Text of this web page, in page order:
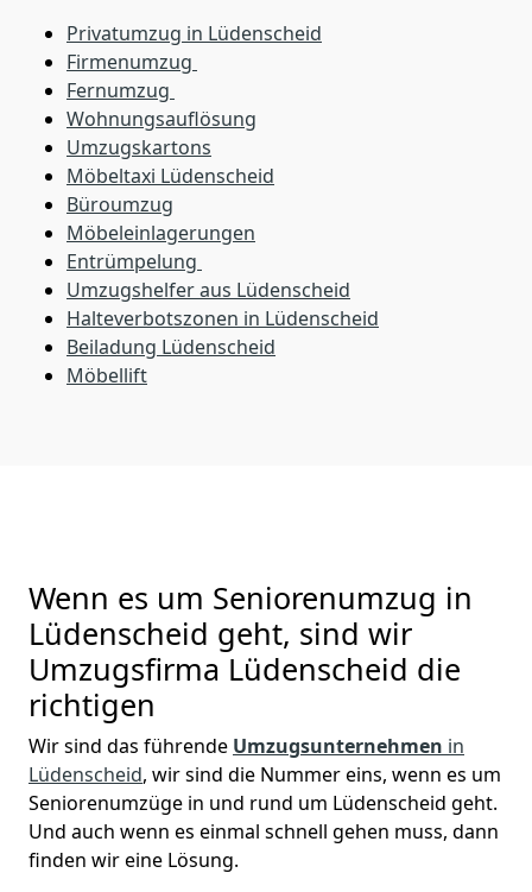
Privatumzug in Lüdenscheid
Firmenumzug
Fernumzug
Wohnungsauflösung
Umzugskartons
Möbeltaxi Lüdenscheid
Büroumzug
Möbeleinlagerungen
Entrümpelung
Umzugshelfer aus Lüdenscheid
Halteverbotszonen in Lüdenscheid
Beiladung Lüdenscheid
Möbellift
Wenn es um Seniorenumzug in
Lüdenscheid geht, sind wir
Umzugsfirma Lüdenscheid die
richtigen
Wir sind das führende Umzugsunternehmen in
Lüdenscheid, wir sind die Nummer eins, wenn es um
Seniorenumzüge in und rund um Lüdenscheid geht.
Und auch wenn es einmal schnell gehen muss, dann
finden wir eine Lösung.